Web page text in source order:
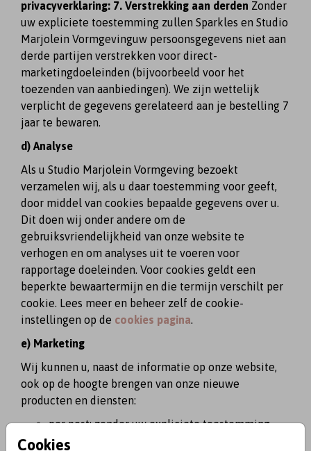
Cookies
privacyverklaring: 7. Verstrekking aan derden Zonder
uw expliciete toestemming zullen Sparkles en Studio
Marjolein Vormgevinguw persoonsgegevens niet aan
derde partijen verstrekken voor direct-
marketingdoeleinden (bijvoorbeeld voor het
toezenden van aanbiedingen). We zijn wettelijk
verplicht de gegevens gerelateerd aan je bestelling 7
jaar te bewaren.
d) Analyse
Als u Studio Marjolein Vormgeving bezoekt
verzamelen wij, als u daar toestemming voor geeft,
door middel van cookies bepaalde gegevens over u.
Dit doen wij onder andere om de
gebruiksvriendelijkheid van onze website te
verhogen en om analyses uit te voeren voor
rapportage doeleinden. Voor cookies geldt een
beperkte bewaartermijn en die termijn verschilt per
cookie. Lees meer en beheer zelf de cookie-
instellingen op de cookies pagina.
e) Marketing
Wij kunnen u, naast de informatie op onze website,
ook op de hoogte brengen van onze nieuwe
producten en diensten:
per post: zonder uw expliciete toestemming
zullen Sparkles en Studio Marjolein Vormgeving